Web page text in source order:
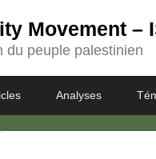
Movement –
du peuple palestinien
Analyses